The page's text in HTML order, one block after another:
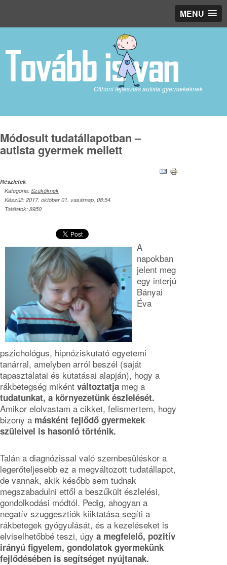
MENU
Otthoni fejlesztés autista gyermekeknek
Módosult tudatállapotban –
autista gyermek mellett
Részletek
Kategória: Szükőknek
Készült: 2017. október 01. vasárnap, 08:54
Találatok: 8950
A
napokban
jelent meg
egy interjú
Bányai
Éva
pszichológus, hipnóziskutató egyetemi
tanárral, amelyben arról beszél (saját
tapasztalatai és kutatásai alapján), hogy a
rákbetegség miként változtatja meg a
tudatunkat, a környezetünk észlelését.
Amikor elolvastam a cikket, felismertem, hogy
bizony a másként fejlődő gyermekek
szüleivel is hasonló történik.
Talán a diagnózissal való szembesüléskor a
legerőteljesebb ez a megváltozott tudatállapot,
de vannak, akik később sem tudnak
megszabadulni ettől a beszűkült észlelési,
gondolkodási módtól. Pedig, ahogyan a
negatív szuggesztiók kiiktatása segíti a
rákbetegek gyógyulását, és a kezeléseket is
elviselhetőbbé teszi, úgy a megfelelő, pozitív
irányú figyelem, gondolatok gyermekünk
fejlődésében is segítséget nyújtanak.